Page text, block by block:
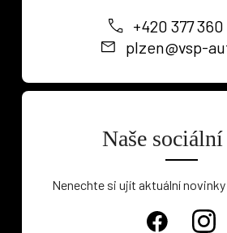
+420 377
plzen@vsp-
Naše
Nenechte si ujít aktuální